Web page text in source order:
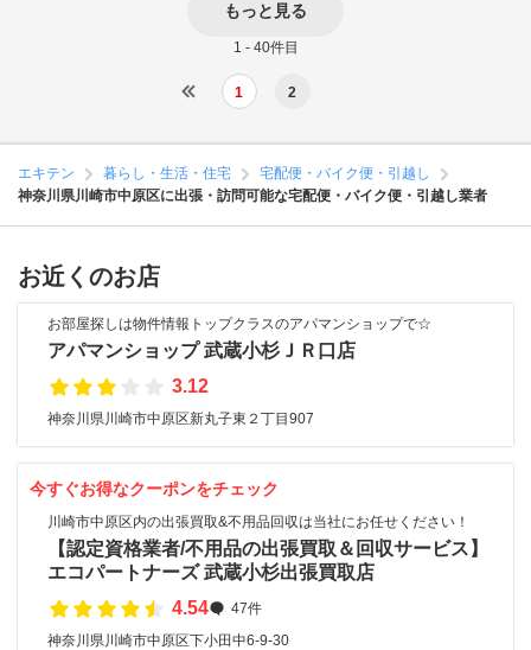
もっと見る
1 - 40件目
1 2
エキテン 暮らし・生活・住宅
宅配便・バイク便・引越し
神奈川県川崎市中原区に出張・訪問可能な宅配便・バイク便・引越し業者
お近くのお店
お部屋探しは物件情報トップクラスのアパマンショップで☆
アパマンショップ 武蔵小杉ＪＲ口店
3.12
神奈川県川崎市中原区新丸子東２丁目907
今すぐお得なクーポンをチェック
川崎市中原区内の出張買取&不用品回収は当社にお任せください！
【認定資格業者/不用品の出張買取＆回収サービス】
エコパートナーズ 武蔵小杉出張買取店
4.54
47件
神奈川県川崎市中原区下小田中6-9-30